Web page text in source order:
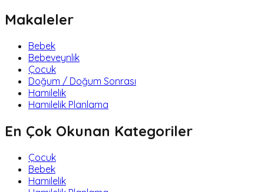
Makaleler
Bebek
Bebeveynlik
Çocuk
Doğum / Doğum Sonrası
Hamilelik
Hamilelik Planlama
En Çok Okunan Kategoriler
Çocuk
Bebek
Hamilelik